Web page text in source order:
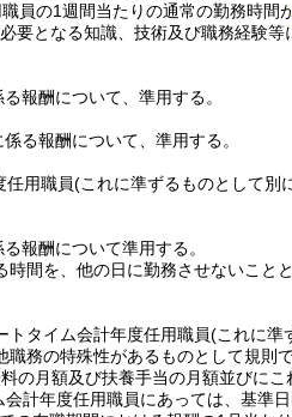
員の1週間当たりの通常の勤務時間
要となる知識、技術及び職務経験等
報酬について、準用する。
る報酬について、準用する。
任用職員(これに準ずるものとして別
報酬について準用する。
間を、他の日に勤務させないこと
トタイム会計年度任用職員(これに準
務の特殊性があるものとして規則
の月額及び扶養手当の月額並びに
計年度任用職員にあっては、基準日